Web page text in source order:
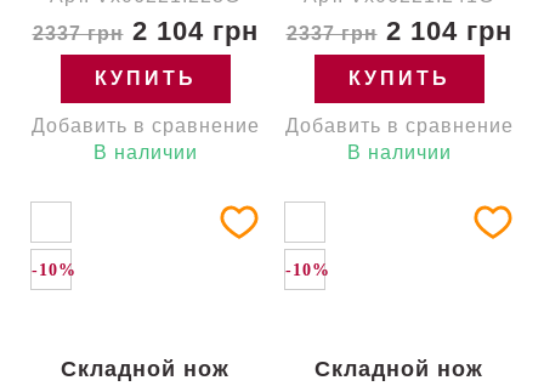
2337 грн2 104 грн
КУПИТЬ
Добавить в сравнение
В наличии
2337 грн2 104 грн
КУПИТЬ
Добавить в сравнение
В наличии
-10%
Складной нож
-10%
Складной нож